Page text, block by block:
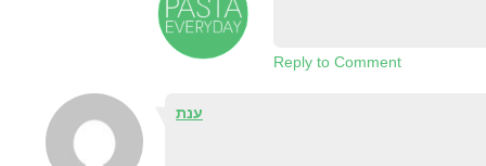
Reply to Comment
ענת